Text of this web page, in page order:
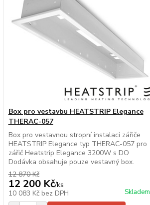
Box pro vestavbu HEATSTRIP Elegance
THERAC-057
Box pro vestavnou stropní instalaci zářiče
HEATSTRIP Elegance typ THERAC-057 pro
zářič Heatstrip Elegance 3200W s DO
Dodávka obsahuje pouze vestavný box.
12 870 Kč
12 200 Kč/ks
10 083 Kč bez DPH Skladem